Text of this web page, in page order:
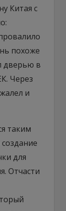
Китая с
похоже
дверью в
Через
и
таким
для
Отчасти